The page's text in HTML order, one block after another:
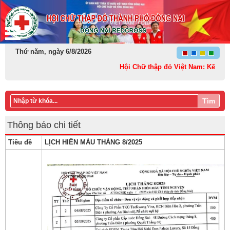
Thứ năm, ngày 6/8/2026
Hội Chữ thập đỏ Việt Nam: Kết nối –
Tìm
Thông báo chi tiết
Tiêu đề LỊCH HIẾN MÁU THÁNG 8/2025